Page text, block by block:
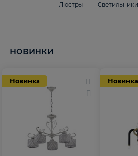
Люстры Светильники
НОВИНКИ
Новинка Новинка